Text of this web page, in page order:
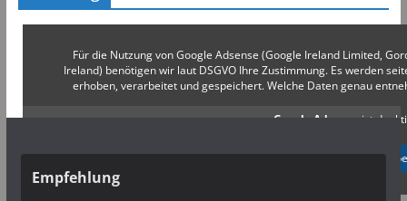
Für die Nutzung von Google Adsense (Google Ireland Limited,
Ireland) benötigen wir laut DSGVO Ihre Zustimmung. Es werden
erhoben, verarbeitet und gespeichert. Welche Daten genau
Google Adsense ist
✓ Erlauben
Empfehlung